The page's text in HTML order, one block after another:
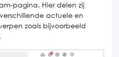
pagina. Hier delen zij
actuele en
zoals bijvoorbeeld